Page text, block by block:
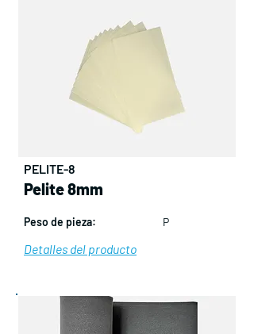
PELITE-8
Pelite 8mm
Peso de pieza: P
Detalles del producto